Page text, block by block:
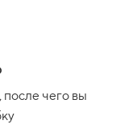
после чего вы